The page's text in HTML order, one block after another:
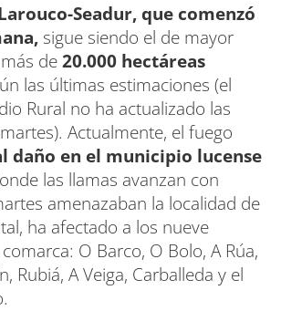
Seadur, que comenzó
sigue siendo el de mayor
de20.000 hectáreas
las últimas estimaciones (el
Rural no ha actualizado las
Actualmente, el fuego
daño en el municipio lucense
las llamas avanzan con
amenazaban la localidad de
ha afectado a los nueve
O Barco, O Bolo, A Rúa,
Rubiá, A Veiga, Carballeda y el